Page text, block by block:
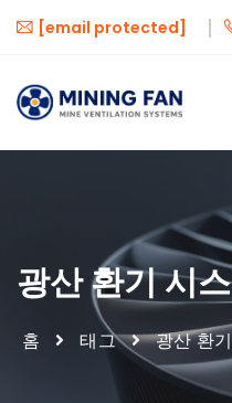
[email protected]
광산 환기 시
홈 태그 광산 환